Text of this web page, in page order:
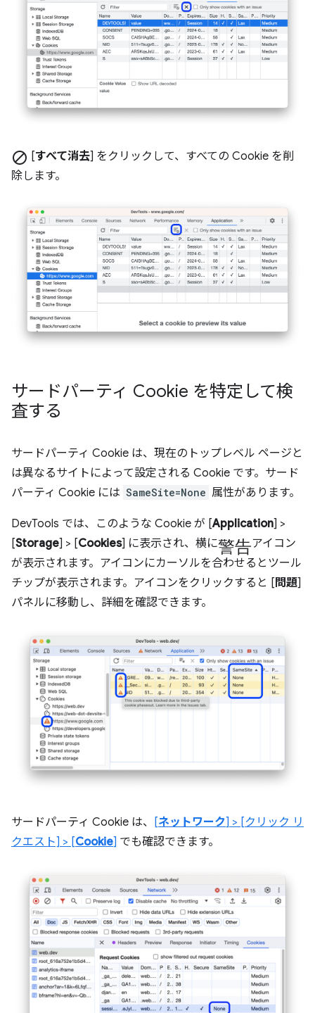
block [すべて消去] をクリックして、すべての Cookie を削
除します。
サードパーティ Cookie を特定して検
査する
サードパーティ Cookie は、現在のトップレベル ページと
は異なるサイトによって設定される Cookie です。サード
パーティ Cookie には SameSite=None 属性があります。
DevTools では、このような Cookie が [Application] >
[Storage] > [Cookies] に表示され、横に警告アイコン
が表示されます。アイコンにカーソルを合わせるとツール
チップが表示されます。アイコンをクリックすると [ 問題]
パネルに移動し、詳細を確認できます。
サードパーティ Cookie は、 [ネットワーク] > [クリック リ
クエスト] > [Cookie] でも確認できます。